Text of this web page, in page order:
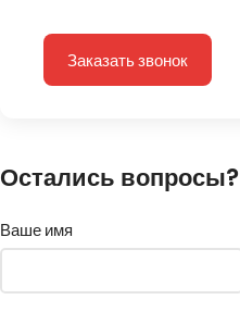
Заказать звонок
Остались вопросы?
Ваше имя